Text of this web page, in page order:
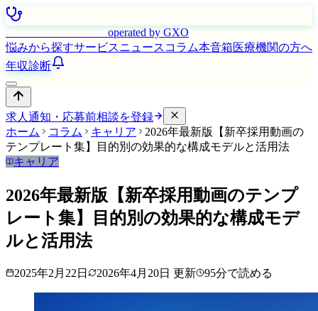
operated by GXO
悩みから探すサービスニュース コラム本音箱医療機関の方へ
年収診断
求人通知・応募前相談を登録
ホーム
コラム キャリア
2026年最新版【新卒採用動画の
テンプレート集】目的別の効果的な構成モデルと活用法
キャリア
2026年最新版【新卒採用動画のテンプ
レート集】目的別の効果的な構成モデ
ルと活用法
2025年2月22日 2026年4月20日 更新 95分で読める